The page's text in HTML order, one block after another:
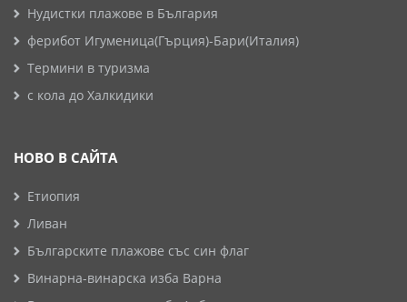
Нудистки плажове в България
ферибот Игуменица(Гърция)-Бари(Италия)
Термини в туризма
с кола до Халкидики
НОВО В САЙТА
Етиопия
Ливан
Българските плажове със син флаг
Винарна-винарска изба Варна